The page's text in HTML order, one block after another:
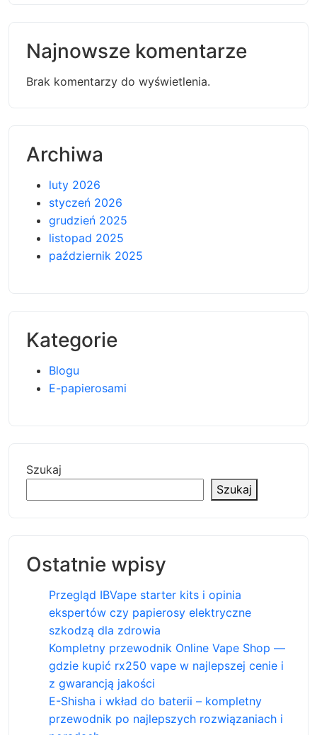
Najnowsze komentarze
Brak komentarzy do wyświetlenia.
Archiwa
luty 2026
styczeń 2026
grudzień 2025
listopad 2025
październik 2025
Kategorie
Blogu
E-papierosami
Szukaj
Szukaj
Ostatnie wpisy
Przegląd IBVape starter kits i opinia
ekspertów czy papierosy elektryczne
szkodzą dla zdrowia
Kompletny przewodnik Online Vape Shop —
gdzie kupić rx250 vape w najlepszej cenie i
z gwarancją jakości
E-Shisha i wkład do baterii – kompletny
przewodnik po najlepszych rozwiązaniach i